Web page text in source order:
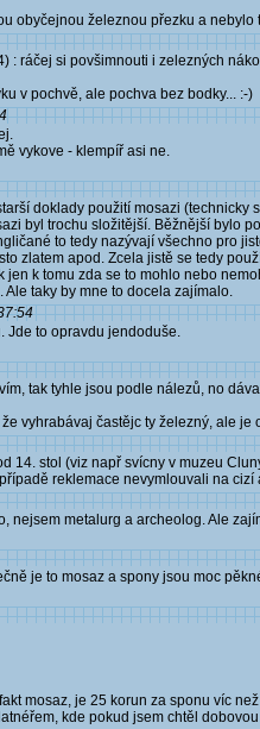
obyčejnou železnou přezku a nebylo
: ráčej si povšimnouti i zelezných
v pochvě, ale pochva bez bodky... :-)
vykove - klempíř asi ne.
doklady použití mosazi
byl trochu složitější. Běžnější bylo
to tedy nazývají všechno pro
zlatem apod. Zcela jistě se tedy
k tomu zda se to mohlo nebo
taky by mne to docela zajímalo.
Jde to opravdu jendoduše.
tak tyhle jsou podle nálezů, no
vyhrabávaj častějc ty železný, ale
14. stol (viz např svícny v muzeu
reklemace nevymlouvali na cizí
nejsem metalurg a archeolog. Ale
je to mosaz a spony jsou moc
mosaz, je 25 korun za sponu víc
kde pokud jsem chtěl